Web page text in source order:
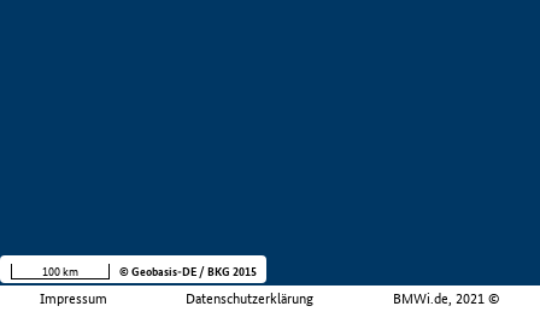
Impressum Datenschutzerklärung BMWi.de, 2021 ©
100 km © Geobasis-DE / BKG 2015